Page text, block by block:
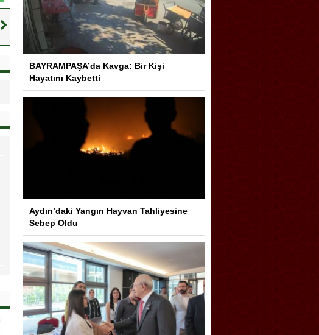
BAYRAMPAŞA’da Kavga: Bir Kişi
Hayatını Kaybetti
Aydın’daki Yangın Hayvan Tahliyesine
Sebep Oldu